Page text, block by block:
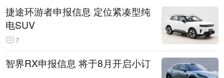
捷途环游者申报信息 定位紧凑型纯
电SUV
7
智界RX申报信息 将于8月开启小订